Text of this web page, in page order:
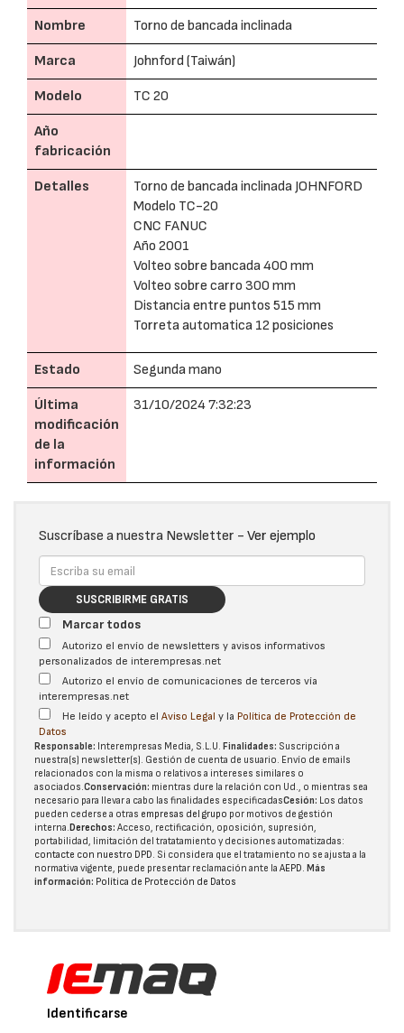
Nombre Torno de bancada inclinada
Marca Johnford (Taiwán)
Modelo TC 20
Año
fabricación
Detalles
Torno de bancada inclinada JOHNFORD
Modelo TC-20
CNC FANUC
Año 2001
Volteo sobre bancada 400 mm
Volteo sobre carro 300 mm
Distancia entre puntos 515 mm
Torreta automatica 12 posiciones
Estado Segunda mano
Última
modificación
de la
información
31/10/2024 7:32:23
Suscríbase a nuestra Newsletter - Ver ejemplo
SUSCRIBIRME GRATIS
Marcar todos
Autorizo el envío de newsletters y avisos informativos
personalizados de interempresas.net
Autorizo el envío de comunicaciones de terceros vía
interempresas.net
He leído y acepto el Aviso Legal y la Política de Protección de
Datos
Responsable: Interempresas Media, S.L.U. Finalidades: Suscripción a
nuestra(s) newsletter(s). Gestión de cuenta de usuario. Envío de emails
relacionados con la misma o relativos a intereses similares o
asociados.Conservación: mientras dure la relación con Ud., o mientras sea
necesario para llevar a cabo las finalidades especificadasCesión: Los datos
pueden cederse a otras empresas del grupo por motivos de gestión
interna.Derechos: Acceso, rectificación, oposición, supresión,
portabilidad, limitación del tratatamiento y decisiones automatizadas:
contacte con nuestro DPD. Si considera que el tratamiento no se ajusta a la
normativa vigente, puede presentar reclamación ante la AEPD. Más
información: Política de Protección de Datos
Identificarse